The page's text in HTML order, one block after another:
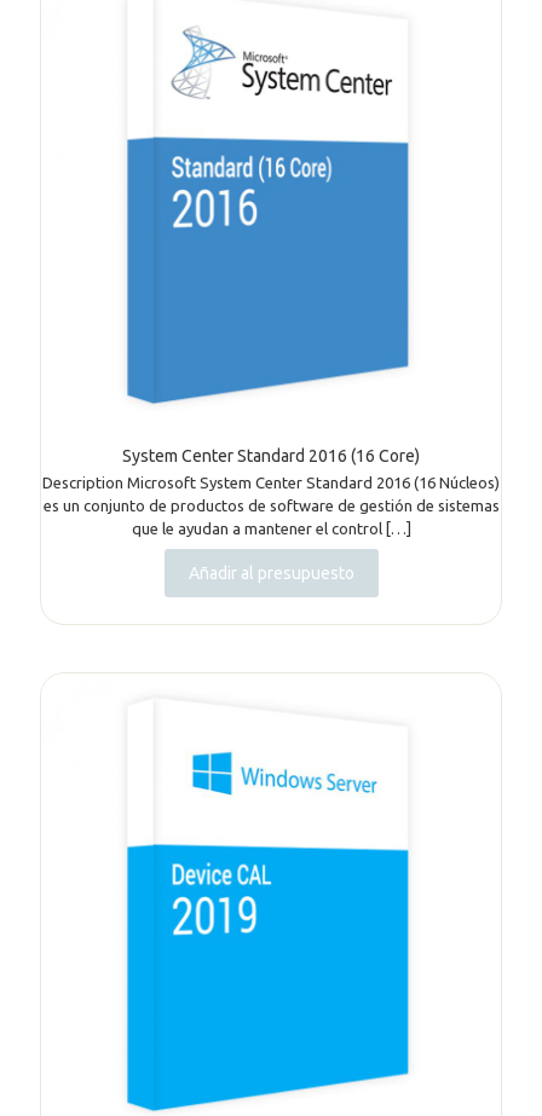
System Center Standard 2016 (16 Core)
Description Microsoft System Center Standard 2016 (16 Núcleos)
es un conjunto de productos de software de gestión de sistemas
que le ayudan a mantener el control[…]
Añadir al presupuesto